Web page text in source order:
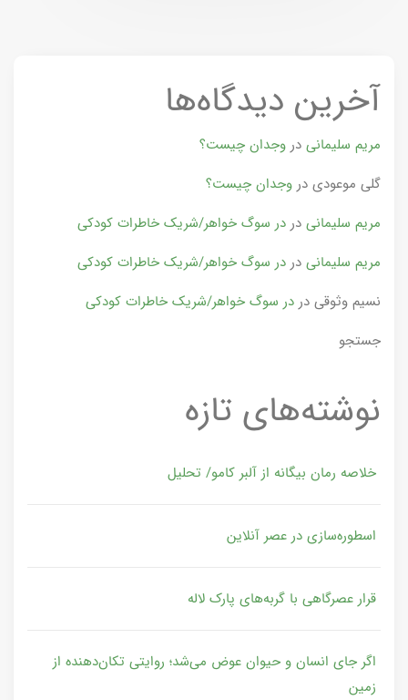
آخرین دیدگاه‌ها
مریم سلیمانی در وجدان چیست؟
گلی موعودی در وجدان چیست؟
مریم سلیمانی در در سوگ خواهر/شریک خاطرات کودکی
مریم سلیمانی در در سوگ خواهر/شریک خاطرات کودکی
نسیم وثوقی در در سوگ خواهر/شریک خاطرات کودکی
جستجو
نوشته‌های تازه
خلاصه رمان بیگانه از آلبر کامو/ تحلیل
اسطوره‌سازی در عصر آنلاین
قرار عصرگاهی با گربه‌های پارک لاله
اگر جای انسان و حیوان عوض می‌شد؛ روایتی تکان‌دهنده از
زمین